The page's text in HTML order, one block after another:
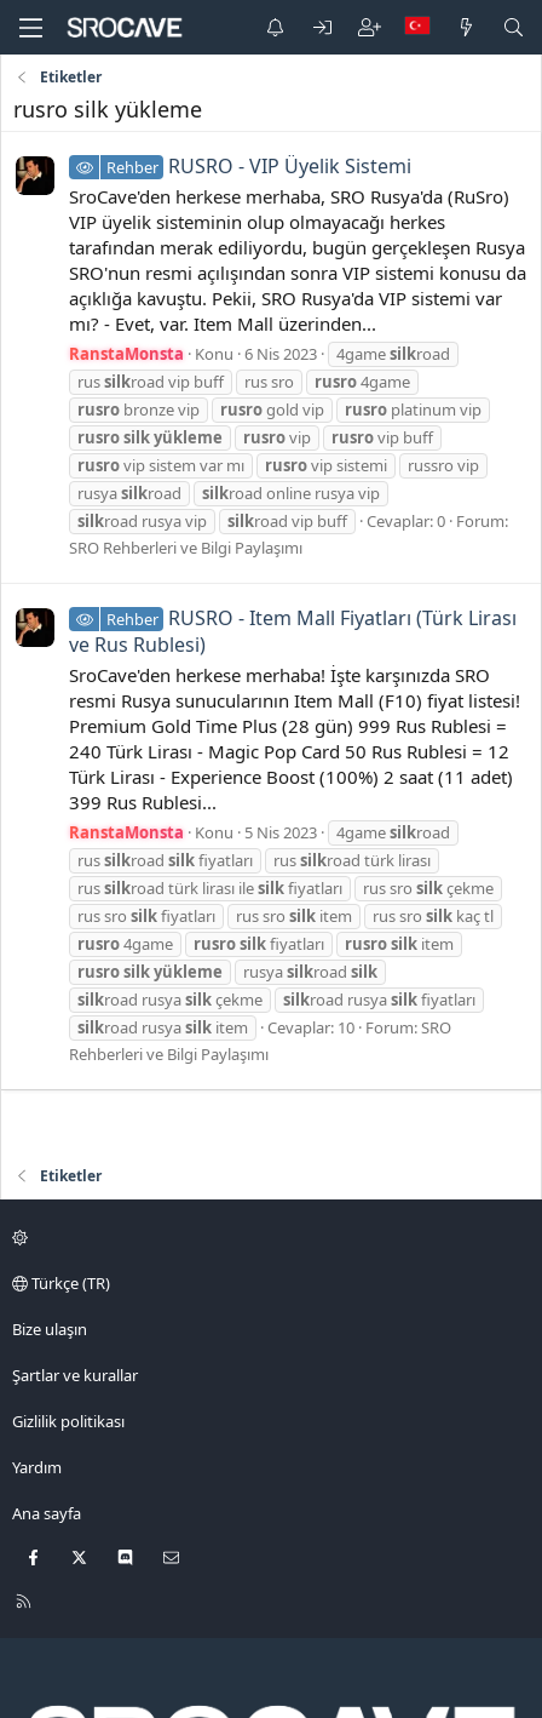
Etiketler
rusro silk yükleme
Rehber RUSRO - VIP Üyelik Sistemi
SroCave'den herkese merhaba, SRO Rusya'da (RuSro)
VIP üyelik sisteminin olup olmayacağı herkes
tarafından merak ediliyordu, bugün gerçekleşen Rusya
SRO'nun resmi açılışından sonra VIP sistemi konusu da
açıklığa kavuştu. Pekii, SRO Rusya'da VIP sistemi var
mı? - Evet, var. Item Mall üzerinden...
RanstaMonsta Konu 6 Nis 2023 4gamesilkroad
russilkroad vip buff rus sro rusro4game
rusro bronze vip rusrogold vip rusro platinum vip
rusrosilkyükleme rusrovip rusrovip buff
rusrovip sistem var mı rusrovip sistemi
russro vip
rusyasilkroad silkroad online rusya vip
silkroad rusya vip silkroad vip buff Cevaplar: 0 Forum:
SRO Rehberleri ve Bilgi Paylaşımı
Rehber RUSRO - Item Mall Fiyatları (Türk Lirası
ve Rus Rublesi)
SroCave'den herkese merhaba! İşte karşınızda SRO
resmi Rusya sunucularının Item Mall (F10) fiyat listesi!
Premium Gold Time Plus (28 gün) 999 Rus Rublesi =
240 Türk Lirası - Magic Pop Card 50 Rus Rublesi = 12
Türk Lirası - Experience Boost (100%) 2 saat (11 adet)
399 Rus Rublesi...
RanstaMonsta Konu 5 Nis 2023 4gamesilkroad
russilkroad silkfiyatları russilkroad türk lirası
russilkroad türk lirası ilesilkfiyatları rus sro silkçekme
rus sro silkfiyatları rus sro silk item rus sro silk kaç tl
rusro4game rusrosilkfiyatları rusrosilk item
rusrosilkyükleme rusyasilkroad silk
silkroad rusyasilkçekme silkroad rusyasilkfiyatları
silkroad rusyasilk item Cevaplar: 10 Forum:SRO
Rehberleri ve Bilgi Paylaşımı
Etiketler
Türkçe (TR)
Bize ulaşın
Şartlar ve kurallar
Gizlilik politikası
Yardım
Ana sayfa
Facebook Discord
R